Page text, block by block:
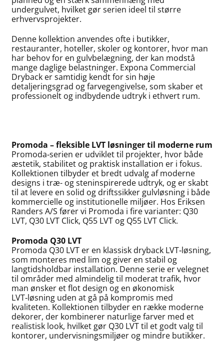
undergulvet, hvilket gør serien ideel til større
erhvervsprojekter.
Denne kollektion anvendes ofte i butikker,
restauranter, hoteller, skoler og kontorer, hvor man
har behov for en gulvbelægning, der kan modstå
mange daglige belastninger. Expona Commercial
Dryback er samtidig kendt for sin høje
detaljeringsgrad og farvegengivelse, som skaber et
professionelt og indbydende udtryk i ethvert rum.
Promoda – fleksible LVT løsninger til moderne rum
Promoda‑serien er udviklet til projekter, hvor både
æstetik, stabilitet og praktisk installation er i fokus.
Kollektionen tilbyder et bredt udvalg af moderne
designs i træ- og steninspirerede udtryk, og er skabt
til at levere en solid og driftssikker gulvløsning i både
kommercielle og institutionelle miljøer. Hos Eriksen
Randers A/S fører vi Promoda i fire varianter: Q30
LVT, Q30 LVT Click, Q55 LVT og Q55 LVT Click.
Promoda Q30 LVT
Promoda Q30 LVT er en klassisk dryback LVT‑løsning,
som monteres med lim og giver en stabil og
langtidsholdbar installation. Denne serie er velegnet
til områder med almindelig til moderat trafik, hvor
man ønsker et flot design og en økonomisk
LVT‑løsning uden at gå på kompromis med
kvaliteten. Kollektionen tilbyder en række moderne
dekorer, der kombinerer naturlige farver med et
realistisk look, hvilket gør Q30 LVT til et godt valg til
kontorer, undervisningsmiljøer og mindre butikker.